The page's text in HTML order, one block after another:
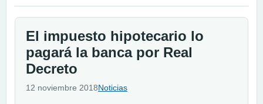
El impuesto hipotecario lo
pagará la banca por Real
Decreto
12 noviembre 2018Noticias